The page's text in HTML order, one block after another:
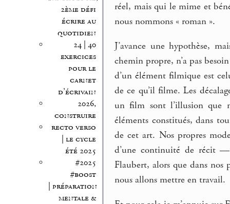
2ème défi
écrire au
quotidien
24 | 40
exercices
pour le
carnet
d’écrivain
2026,
construire
recto verso
| le cycle
été 2025
#2025
#boost
| préparation
mentale &
réel, mais qui le mime et
nous nommons « roman ».
J’avance une hypothèse,
chemin propre, n’a pas
d’un élément filmique est
de ce qu’il filme. Les
un film sont l’illusion que
éléments constitués, dans
de cet art. Nos propres
d’une continuité de récit —
Flaubert, alors que dans nos
nous allons mettre en travail.